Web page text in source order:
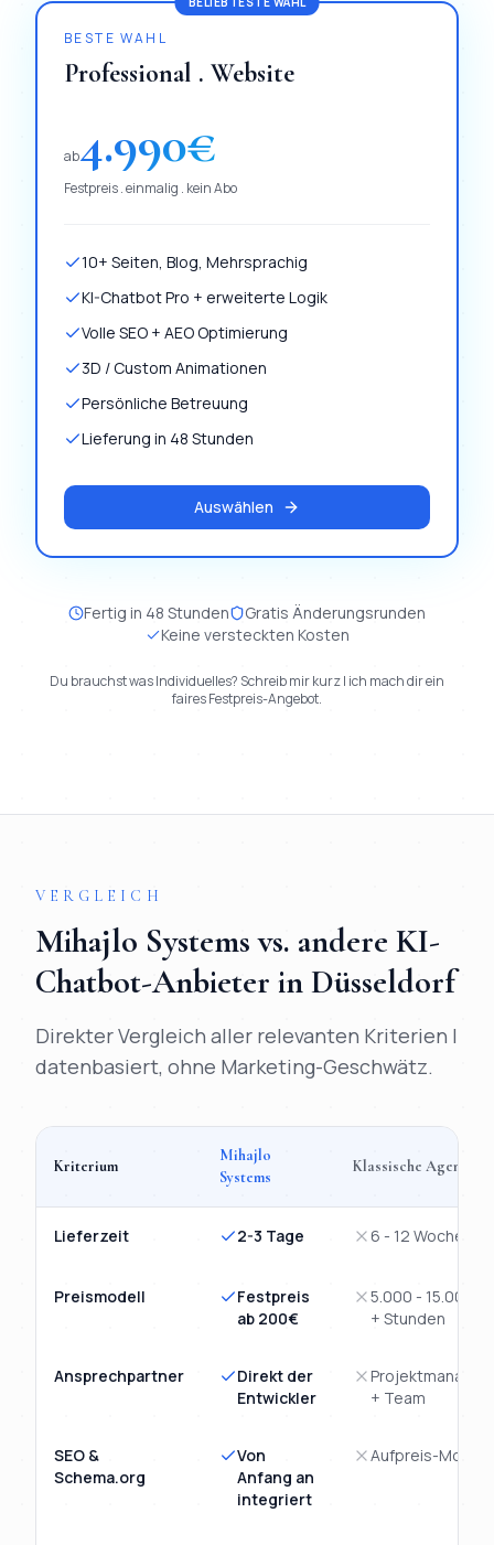
BESTE WAHL
Professional . Website
ab4.990€
Festpreis . einmalig . kein Abo
10+ Seiten, Blog, Mehrsprachig
KI-Chatbot Pro + erweiterte Logik
Volle SEO + AEO Optimierung
3D / Custom Animationen
Persönliche Betreuung
Lieferung in 48 Stunden
Auswählen
Fertig in 48 Stunden
Gratis Änderungsrunden
Keine versteckten Kosten
Du brauchst was Individuelles? Schreib mir kurz | ich mach dir ein
faires Festpreis-Angebot.
VERGLEICH
Mihajlo Systems vs. andere KI-
Chatbot-Anbieter inDüsseldorf
Direkter Vergleich aller relevanten Kriterien |
datenbasiert, ohne Marketing-Geschwätz.
Kriterium
Mihajlo
Systems
Klassische Agentur
Lieferzeit 2-3 Tage 6 - 12 Wochen
Preismodell
Festpreis
ab 200€
5.000 - 15.000€
+ Stunden
Ansprechpartner
Direkt der
Entwickler
Projektmanager
+ Team
SEO &
Schema.org
Von
Anfang an
integriert
Aufpreis-Modul